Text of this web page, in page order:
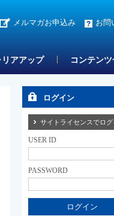
メルマガお申込み お問
アアップ コンテン
ログイン
サイトライセンスでログ
USER ID
PASSWORD